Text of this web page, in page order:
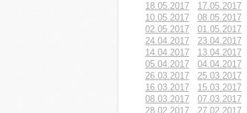
18.05.2017
17.05.2017
10.05.2017
08.05.2017
02.05.2017
01.05.2017
24.04.2017
23.04.2017
14.04.2017
13.04.2017
05.04.2017
04.04.2017
26.03.2017
25.03.2017
16.03.2017
15.03.2017
08.03.2017
07.03.2017
28.02.2017
27.02.2017